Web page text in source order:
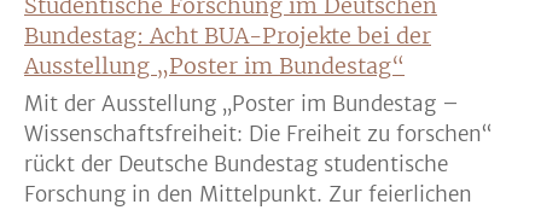
Bundestag: Acht BUA-Projekte bei der
Ausstellung „Poster im Bundestag“
Mit der Ausstellung „Poster im Bundestag –
Wissenschaftsfreiheit: Die Freiheit zu forschen“
rückt der Deutsche Bundestag studentische
Forschung in den Mittelpunkt. Zur feierlichen